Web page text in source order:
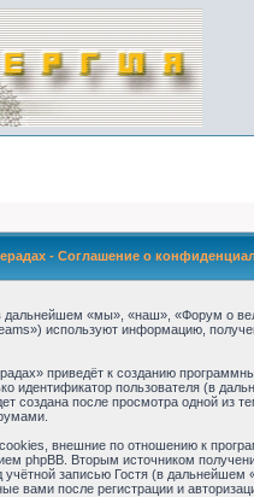
- Соглашение о
«мы», «наш», «Форум о
используют информацию,
приведёт к созданию
пользователя (в
после просмотра одной из
внешние по отношению к
phpBB. Вторым источником
записью Гостя (в дальнейшем
вами после регистрации и